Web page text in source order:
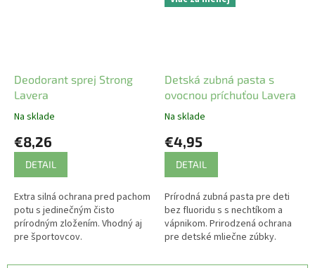
Deodorant sprej Strong
Lavera
Na sklade
€8,26
DETAIL
Extra silná ochrana pred pachom
potu s jedinečným čisto
prírodným zložením. Vhodný aj
pre športovcov.
Detská zubná pasta s
ovocnou príchuťou Lavera
Na sklade
€4,95
DETAIL
Prírodná zubná pasta pre deti
bez fluoridu s s nechtíkom a
vápnikom. Prirodzená ochrana
pre detské mliečne zúbky.